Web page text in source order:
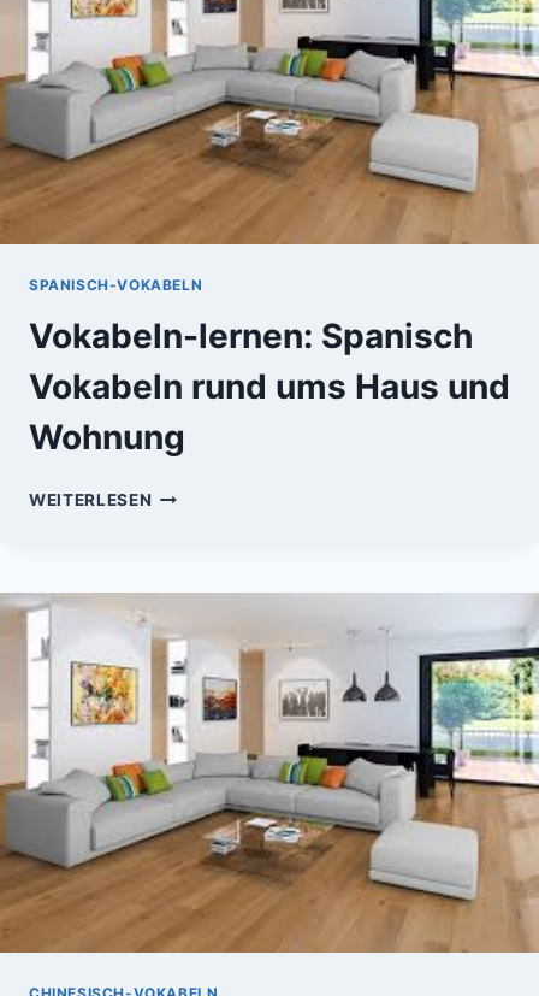
SPANISCH-VOKABELN
Vokabeln-lernen: Spanisch
Vokabeln rund ums Haus und
Wohnung
WEITERLESEN VOKABELN-
RUND
HAUS
UND
WOHNUNG